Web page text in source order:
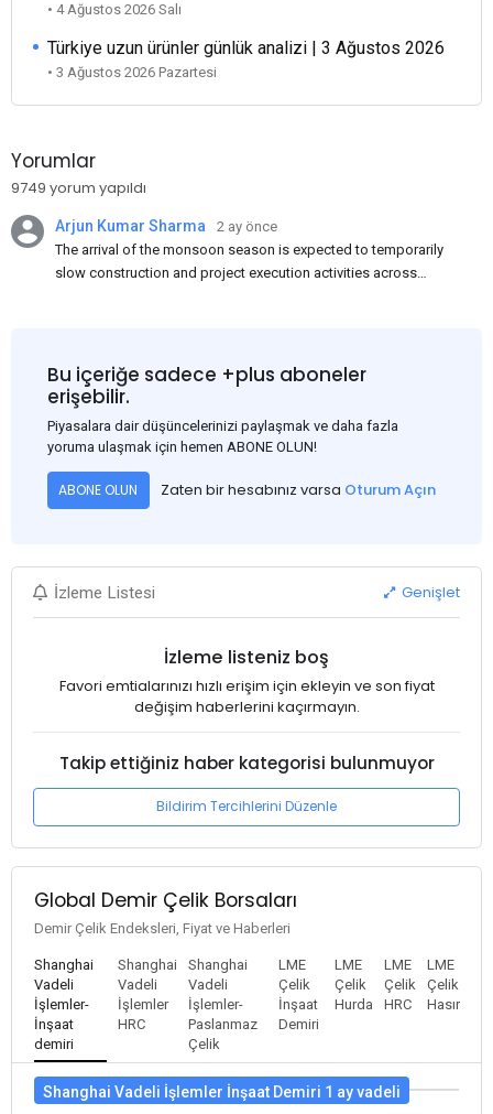
• 4 Ağustos 2026 Salı
Türkiye uzun ürünler günlük analizi | 3 Ağustos 2026
• 3 Ağustos 2026 Pazartesi
Yorumlar
9749 yorum yapıldı
Arjun Kumar Sharma
2 ay önce
The arrival of the monsoon season is expected to temporarily
slow construction and project execution activities across
and rural construction projects is expected to provide support
to the market despite seasonal disruptions caused by heavy
rainfall.
Bu içeriğe sadece +plus aboneler
erişebilir.
Piyasalara dair düşüncelerinizi paylaşmak ve daha fazla
yoruma ulaşmak için hemen ABONE OLUN!
ABONE OLUN Zaten bir hesabınız varsa Oturum Açın
İzleme Listesi Genişlet
İzleme listeniz boş
Favori emtialarınızı hızlı erişim için ekleyin ve son fiyat
değişim haberlerini kaçırmayın.
Takip ettiğiniz haber kategorisi bulunmuyor
Bildirim Tercihlerini Düzenle
Global Demir Çelik Borsaları
Demir Çelik Endeksleri, Fiyat ve Haberleri
Shanghai
Vadeli
İşlemler-
İnşaat
demiri
Shanghai
Vadeli
İşlemler
HRC
Shanghai
Vadeli
İşlemler-
Paslanmaz
Çelik
LME
Çelik
İnşaat
Demiri
LME
Çelik
Hurda
LME
Çelik
HRC
LME
Çelik
Hasır
Shanghai Vadeli İşlemler İnşaat Demiri 1 ay vadeli